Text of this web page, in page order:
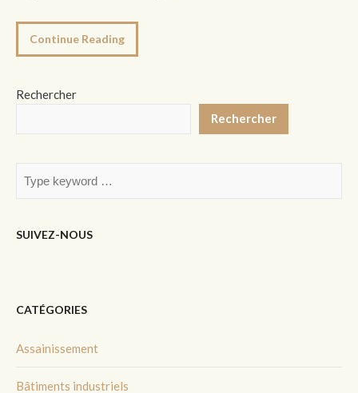
Continue Reading
Rechercher
Rechercher
SUIVEZ-NOUS
CATÉGORIES
Assainissement
Bâtiments industriels